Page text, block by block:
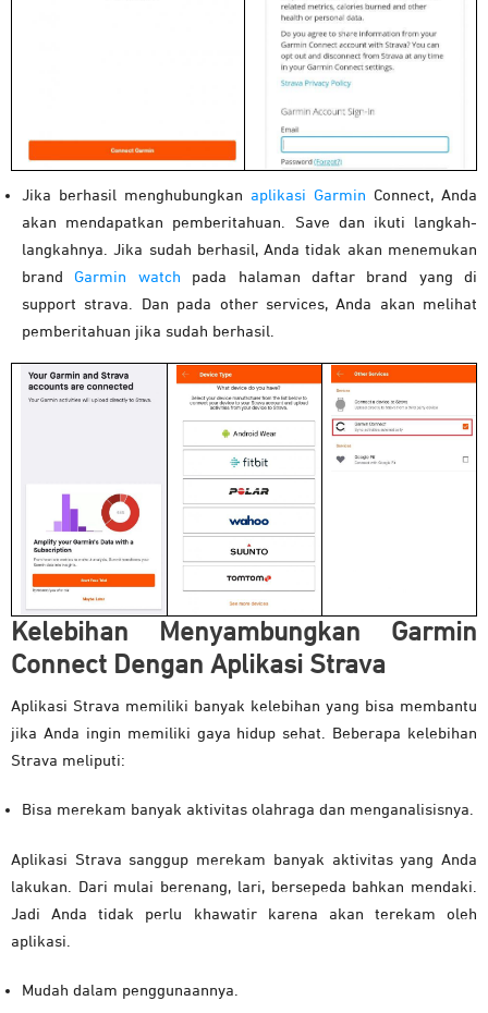
Jika berhasil menghubungkan aplikasi Garmin Connect, Anda
akan mendapatkan pemberitahuan. Save dan ikuti langkah-
langkahnya. Jika sudah berhasil, Anda tidak akan menemukan
brand Garmin watch pada halaman daftar brand yang di
support strava. Dan pada other services, Anda akan melihat
pemberitahuan jika sudah berhasil.
Kelebihan Menyambungkan Garmin
Connect Dengan Aplikasi Strava
Aplikasi Strava memiliki banyak kelebihan yang bisa membantu
jika Anda ingin memiliki gaya hidup sehat. Beberapa kelebihan
Strava meliputi:
Bisa merekam banyak aktivitas olahraga dan menganalisisnya.
Aplikasi Strava sanggup merekam banyak aktivitas yang Anda
lakukan. Dari mulai berenang, lari, bersepeda bahkan mendaki.
Jadi Anda tidak perlu khawatir karena akan terekam oleh
aplikasi.
Mudah dalam penggunaannya.